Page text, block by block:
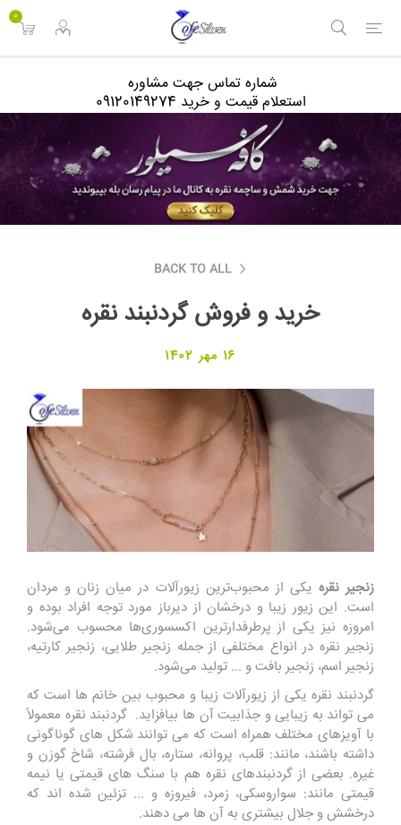
0
شماره تماس جهت مشاوره
استعلام قیمت و خرید 09120149274
BACK TO ALL
خرید و فروش گردنبند نقره
16 مهر 1402
زنجیر نقره یکی از محبوب‌ترین زیورآلات در میان زنان و مردان
است. این زیور زیبا و درخشان از دیرباز مورد توجه افراد بوده و
امروزه نیز یکی از پرطرفدارترین اکسسوری‌ها محسوب می‌شود.
زنجیر نقره در انواع مختلفی از جمله زنجیر طلایی، زنجیر کارتیه،
زنجیر اسم، زنجیر بافت و ... تولید می‌شود.
گردنبند نقره یکی از زیورآلات زیبا و محبوب بین خانم ها است که
می تواند به زیبایی و جذابیت آن ها بیافزاید. گردنبند نقره معمولاً
با آویزهای مختلف همراه است که می توانند شکل های گوناگونی
داشته باشند، مانند: قلب، پروانه، ستاره، بال فرشته، شاخ گوزن و
غیره. بعضی از گردنبندهای نقره هم با سنگ های قیمتی یا نیمه
قیمتی مانند: سواروسکی، زمرد، فیروزه و ... تزئین شده اند که
درخشش و جلال بیشتری به آن ها می دهند.